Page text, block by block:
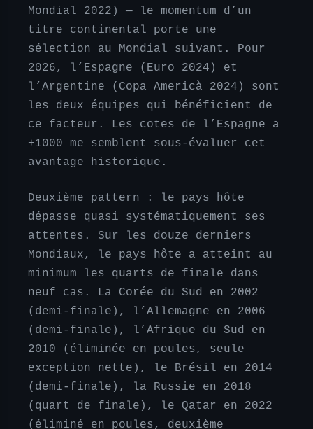
Mondial 2022) — le momentum d’un
titre continental porte une
sélection au Mondial suivant. Pour
2026, l’Espagne (Euro 2024) et
l’Argentine (Copa Americà 2024) sont
les deux équipes qui bénéficient de
ce facteur. Les cotes de l’Espagne a
+1000 me semblent sous-évaluer cet
avantage historique.
Deuxième pattern : le pays hôte
dépasse quasi systématiquement ses
attentes. Sur les douze derniers
Mondiaux, le pays hôte a atteint au
minimum les quarts de finale dans
neuf cas. La Corée du Sud en 2002
(demi-finale), l’Allemagne en 2006
(demi-finale), l’Afrique du Sud en
2010 (éliminée en poules, seule
exception nette), le Brésil en 2014
(demi-finale), la Russie en 2018
(quart de finale), le Qatar en 2022
(éliminé en poules, deuxième